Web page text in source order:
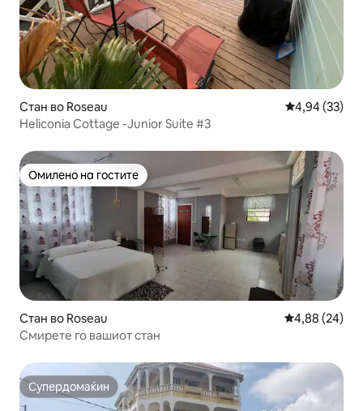
Стан во Roseau Просечна
4,94 (33)
Heliconia Cottage -Junior Suite #3
Омилено на гостите
Омилено на гостите
Стан во Roseau Просечна
4,88 (24)
Смирете го вашиот стан
Супердомаќин
Супердомаќин